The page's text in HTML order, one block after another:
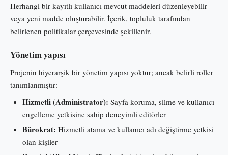
Herhangi bir kayıtlı kullanıcı mevcut maddeleri düzenleyebilir
veya yeni madde oluşturabilir. İçerik, topluluk tarafından
belirlenen politikalar çerçevesinde şekillenir.
Yönetim yapısı
Projenin hiyerarşik bir yönetim yapısı yoktur; ancak belirli roller
tanımlanmıştır:
Hizmetli (Administrator): Sayfa koruma, silme ve kullanıcı
engelleme yetkisine sahip deneyimli editörler
Bürokrat: Hizmetli atama ve kullanıcı adı değiştirme yetkisi
olan kişiler